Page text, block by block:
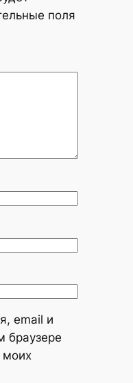
поля
email и
браузере